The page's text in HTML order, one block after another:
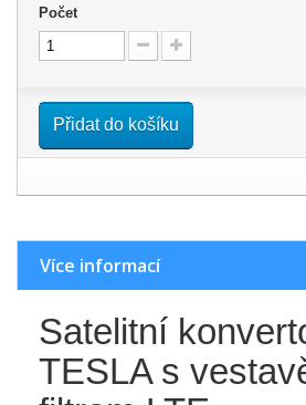
Počet
Přidat do košíku
Více informací
Satelitní
TESLA s